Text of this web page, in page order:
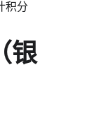
积分
银